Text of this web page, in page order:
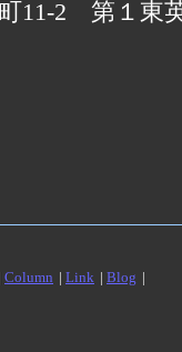
11-2 第１東
Column | Link | Blog |